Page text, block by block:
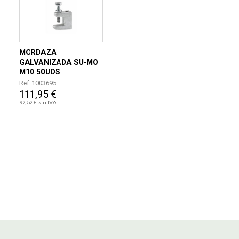
MORDAZA
GALVANIZADA SU-MO
M10 50UDS
Ref. 1003695
111,95 €
92,52 € sin IVA